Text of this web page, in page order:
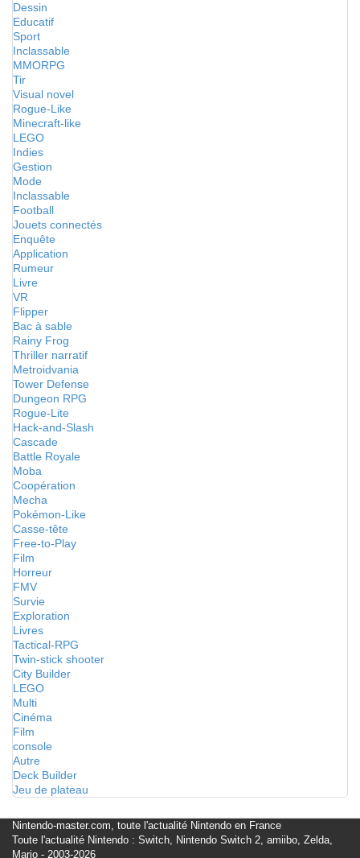
Dessin
Educatif
Sport
Inclassable
MMORPG
Tir
Visual novel
Rogue-Like
Minecraft-like
LEGO
Indies
Gestion
Mode
Inclassable
Football
Jouets connectés
Enquête
Application
Rumeur
Livre
VR
Flipper
Bac à sable
Rainy Frog
Thriller narratif
Metroidvania
Tower Defense
Dungeon RPG
Rogue-Lite
Hack-and-Slash
Cascade
Battle Royale
Moba
Coopération
Mecha
Pokémon-Like
Casse-tête
Free-to-Play
Film
Horreur
FMV
Survie
Exploration
Livres
Tactical-RPG
Twin-stick shooter
City Builder
LEGO
Multi
Cinéma
Film
console
Autre
Deck Builder
Jeu de plateau
Nintendo-master.com, toute l'actualité Nintendo en France
Toute l'actualité Nintendo : Switch, Nintendo Switch 2, amiibo, Zelda,
Mario - 2003-2026